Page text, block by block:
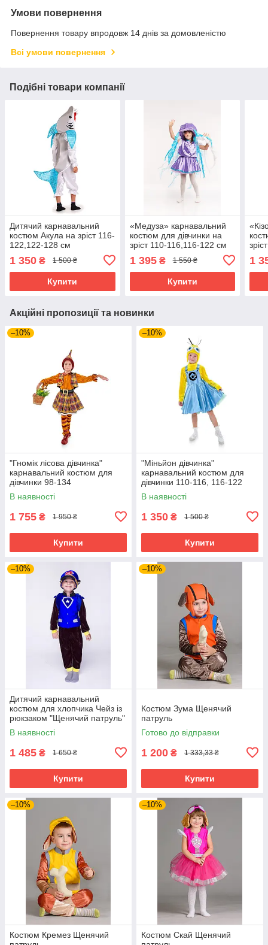
Умови повернення
Повернення товару впродовж 14 днів за домовленістю
Всі умови повернення
Подібні товари компанії
Дитячий карнавальний
костюм Акула на зріст 116-
122,122-128 см
1 350 ₴ 1 500 ₴
Купити
«Медуза» карнавальний
костюм для дівчинки на
зріст 110-116,116-122 см
1 395₴ 1 550 ₴
Купити
1
Акційні пропозиції та новинки
–10%
"Гномік лісова дівчинка"
карнавальний костюм для
дівчинки 98-134
В наявності
1 755 ₴ 1 950 ₴
Купити
–10%
"Міньйон дівчинка"
карнавальний костюм для
дівчинки 110-116, 116-122
В наявності
1 350 ₴ 1 500 ₴
Купити
–10%
Дитячий карнавальний
костюм для хлопчика Чейз із
рюкзаком "Щенячий патруль"
115-125 см, коричневий
В наявності
1 485 ₴ 1 650 ₴
Купити
–10%
Костюм Зума Щенячий
патруль
Готово до відправки
1 200 ₴ 1 333,33 ₴
Купити
–10%
Костюм Кремез Щенячий
–10%
Костюм Скай Щенячий